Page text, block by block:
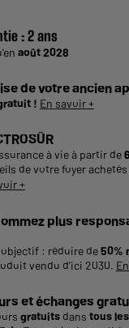
:2 ans
août 2028
de votre ancien
! En savoir +
à vie à partir de
de votre foyer
+
plus
: réduire de50%
vendu d'ici 2030.
et échanges
gratuitsdans tous